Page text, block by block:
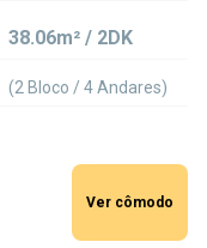
38.06m² / 2DK
(2 Bloco / 4 Andares)
Ver cômodo